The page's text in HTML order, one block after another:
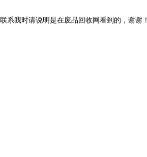
联系我时请说明是在废品回收网看到的，谢谢！